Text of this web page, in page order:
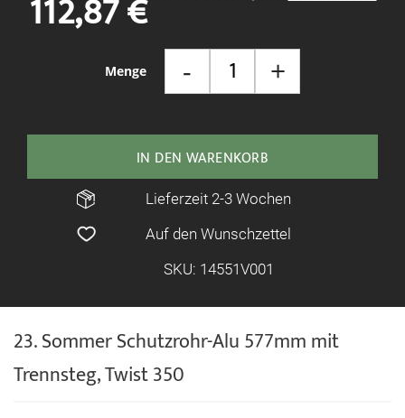
23. Sommer Schutzrohr-Alu 577mm mit
Trennsteg, Twist 350
Menge - +
112,87 €
IN DEN WARENKORB
Lieferzeit 2-3 Wochen
Auf den Wunschzettel
SKU: 14551V001